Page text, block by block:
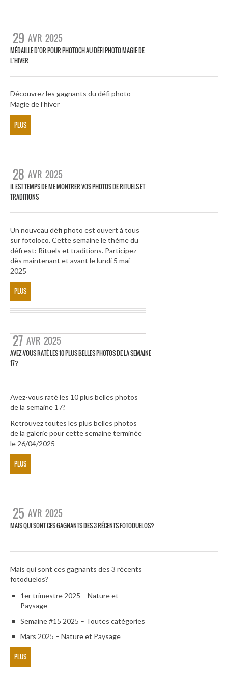
29 AVR 2025
MÉDAILLE D’OR POUR PHOTOCH AU DÉFI PHOTO MAGIE DE
L’HIVER
Découvrez les gagnants du défi photo
Magie de l’hiver
PLUS
28 AVR 2025
IL EST TEMPS DE ME MONTRER VOS PHOTOS DE RITUELS ET
TRADITIONS
Un nouveau défi photo est ouvert à tous
sur fotoloco. Cette semaine le thème du
défi est: Rituels et traditions. Participez
dès maintenant et avant le lundi 5 mai
2025
PLUS
27 AVR 2025
AVEZ-VOUS RATÉ LES 10 PLUS BELLES PHOTOS DE LA SEMAINE
17?
Avez-vous raté les 10 plus belles photos
de la semaine 17?
Retrouvez toutes les plus belles photos
de la galerie pour cette semaine terminée
le 26/04/2025
PLUS
25 AVR 2025
MAIS QUI SONT CES GAGNANTS DES 3 RÉCENTS FOTODUELOS?
Mais qui sont ces gagnants des 3 récents
fotoduelos?
1er trimestre 2025 – Nature et
Paysage
Semaine #15 2025 – Toutes catégories
Mars 2025 – Nature et Paysage
PLUS